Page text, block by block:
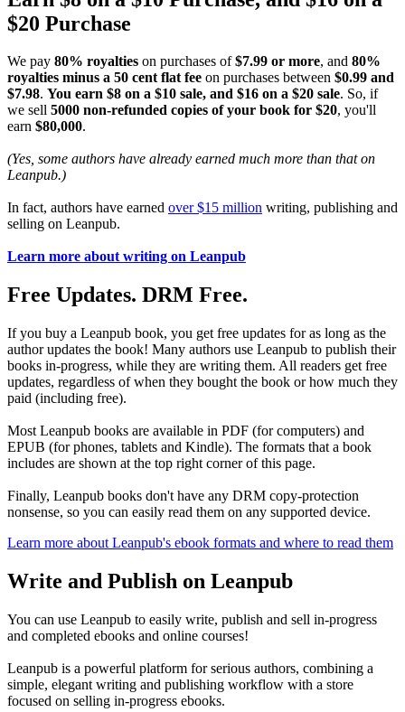
$20 Purchase
We pay 80% royalties on purchases of$7.99 or more, and 80%
royalties minus a 50 cent flat fee on purchases between $0.99 and
$7.98. You earn $8 on a $10 sale, and $16 on a $20 sale. So, if
we sell 5000 non-refunded copies of your book for $20, you'll
earn $80,000.
(Yes, some authors have already earned much more than that on
Leanpub.)
In fact, authors have earned over $15 million writing, publishing and
selling on Leanpub.
Learn more about writing on Leanpub
Free Updates. DRM Free.
If you buy a Leanpub book, you get free updates for as long as the
author updates the book! Many authors use Leanpub to publish their
books in-progress, while they are writing them. All readers get free
updates, regardless of when they bought the book or how much they
paid (including free).
Most Leanpub books are available in PDF (for computers) and
EPUB (for phones, tablets and Kindle). The formats that a book
includes are shown at the top right corner of this page.
Finally, Leanpub books don't have any DRM copy-protection
nonsense, so you can easily read them on any supported device.
Learn more about Leanpub's ebook formats and where to read them
Write and Publish on Leanpub
You can use Leanpub to easily write, publish and sell in-progress
and completed ebooks and online courses!
Leanpub is a powerful platform for serious authors, combining a
simple, elegant writing and publishing workflow with a store
focused on selling in-progress ebooks.